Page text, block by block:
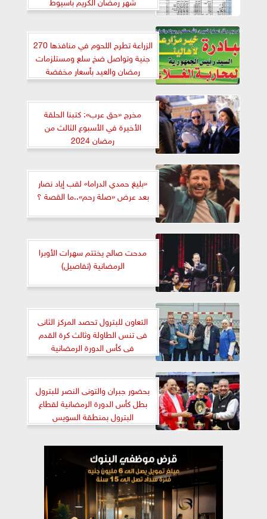
الزراعة تطرح اللحوم في منافذها 270
جنية وتواصل ضخ سلع ومستلزمات
رمضان والعيد بأسعار مخفضة
مخرج «حق عرب»: كتبنا الحلقة
الأخيرة في الأسبوع الثالث من
رمضان 2024
«بليغ حمدي الدراما» لقب إياد نصار
بعد عرض «صلة رحم»..ما القصة ؟
مدحت صالح يختتم سهرات الأوبرا
الرمضانية (تفاصيل)
التعاون للبترول تحصد المركز الثانى
فى تنس الطاولة وثالث كرة القدم
فى كأس الدورة الرمضانية
بحضور جبران والتونى النصر للبترول
بطل كأس الدورة الرمضانية لقطاع
البترول بمنطقة السويس